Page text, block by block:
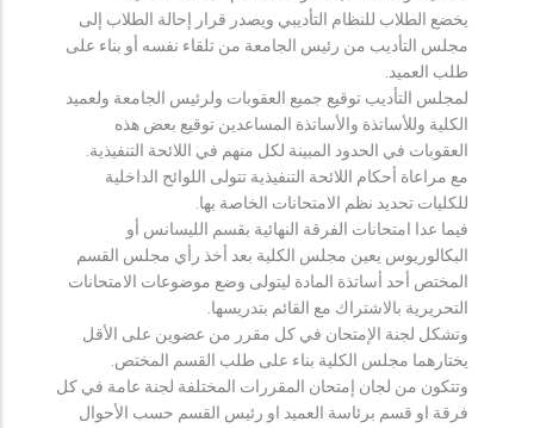
يخضع الطلاب للنظام التأديبي ويصدر قرار إحالة الطلاب إلى
مجلس التأديب من رئيس الجامعة من تلقاء نفسه أو بناء على
طلب العميد.
لمجلس التأديب توقيع جميع العقوبات ولرئيس الجامعة ولعميد
الكلية وللأساتذة والأساتذة المساعدين توقيع بعض هذه
العقوبات في الحدود المبينة لكل منهم في اللائحة التنفيذية.
مع مراعاة أحكام اللائحة التنفيذية تتولى اللوائح الداخلية
للكليات تحديد نظم الامتحانات الخاصة بها.
فيما عدا امتحانات الفرقة النهائية بقسم الليسانس أو
البكالوريوس يعين مجلس الكلية بعد أخذ رأي مجلس القسم
المختص أحد أساتذة المادة ليتولى وضع موضوعات الامتحانات
التحريرية بالاشتراك مع القائم بتدريسها.
وتشكل لجنة الإمتحان في كل مقرر من عضوين على الأقل
يختارهما مجلس الكلية بناء على طلب القسم المختص.
وتتكون من لجان إمتحان المقررات المختلفة لجنة عامة في كل
فرقة او قسم برئاسة العميد او رئيس القسم حسب الأحوال